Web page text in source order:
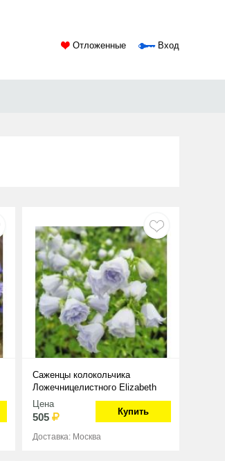
Отложенные Вход
Саженцы колокольчика
Ложечницелистного Elizabeth
Oliver
Цена
505 Купить
Доставка: Москва